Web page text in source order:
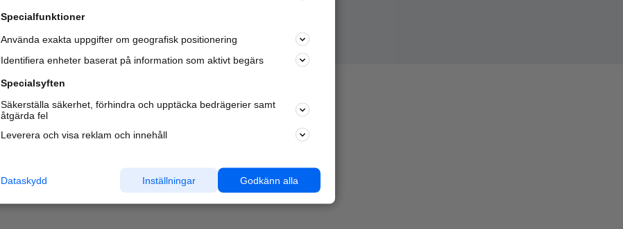
Specialfunktioner
Använda exakta uppgifter om geografisk positionering
Identifiera enheter baserat på information som aktivt begärs
Specialsyften
Säkerställa säkerhet, förhindra och upptäcka bedrägerier samt
åtgärda fel
Leverera och visa reklam och innehåll
Godkänn alla
Inställningar
Dataskydd